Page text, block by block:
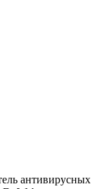
антивирусных